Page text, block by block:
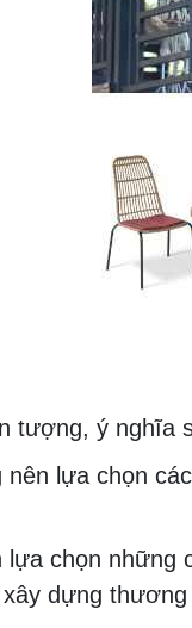
tượng, ý nghĩa
nên lựa chọn
lựa chọn những
dựng thương